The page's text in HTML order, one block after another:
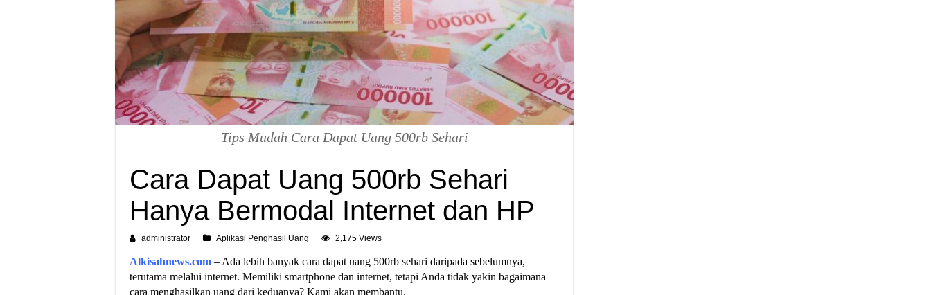
Tips Mudah Cara Dapat Uang 500rb Sehari
Cara Dapat Uang 500rb Sehari
Hanya Bermodal Internet dan HP
administrator Aplikasi Penghasil Uang 2,175 Views
Alkisahnews.com – Ada lebih banyak cara dapat uang 500rb sehari daripada sebelumnya,
terutama melalui internet. Memiliki smartphone dan internet, tetapi Anda tidak yakin bagaimana
cara menghasilkan uang dari keduanya? Kami akan membantu.